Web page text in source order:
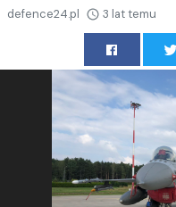
defence24.pl 3 lat temu